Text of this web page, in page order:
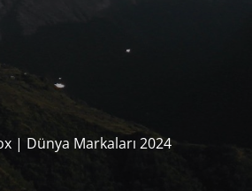
| Dünya Markaları 2024